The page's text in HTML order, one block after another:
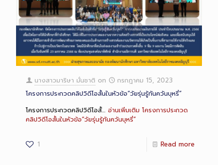
นางสาวมาริษา มั่นชาติ on
กรกฎาคม 15, 2023
โครงการประกวดคลิปวิดีโอสั้นในหัวข้อ“วัยรุ่นรู้ทันควันบุหรี่”
โครงการประกวดคลิปวิดีโอสั้… อ่านเพิ่มเติม โครงการประกวด
คลิปวิดีโอสั้นในหัวข้อ“วัยรุ่นรู้ทันควันบุหรี่”
1 Read more